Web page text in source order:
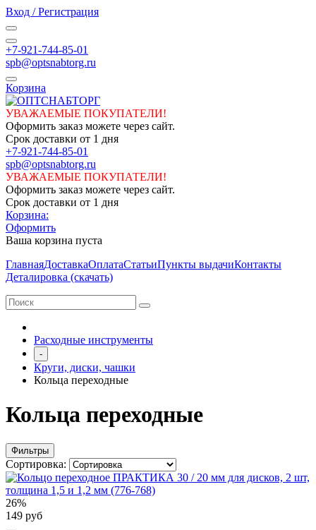
Вход / Регистрация
+7-921-744-85-01
spb@optsnabtorg.ru
Корзина
УВАЖАЕМЫЕ ПОКУПАТЕЛИ!
Оформить заказ можете через сайт.
Срок доставки от 1 дня
+7-921-744-85-01
spb@optsnabtorg.ru
УВАЖАЕМЫЕ ПОКУПАТЕЛИ!
Оформить заказ можете через сайт.
Срок доставки от 1 дня
Корзина:
Оформить
Ваша корзина пуста
ГлавнаяДоставкаОплатаСтатьиПункты выдачиКонтакты
Деталировка (скачать)
Расходные инструменты
-
Круги, диски, чашки
Кольца переходные
Кольца переходные
Фильтры
Сортировка:
26%
149 руб